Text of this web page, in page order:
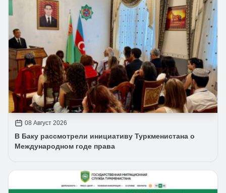
08 Август 2026
В Баку рассмотрели инициативу Туркменистана о
Международном годе права